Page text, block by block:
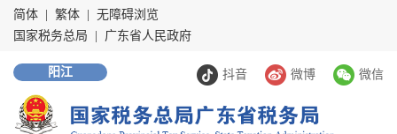
简体 繁体
无障碍浏览
国家税务总局
广东省人民政府
抖音 微博 微信
阳江